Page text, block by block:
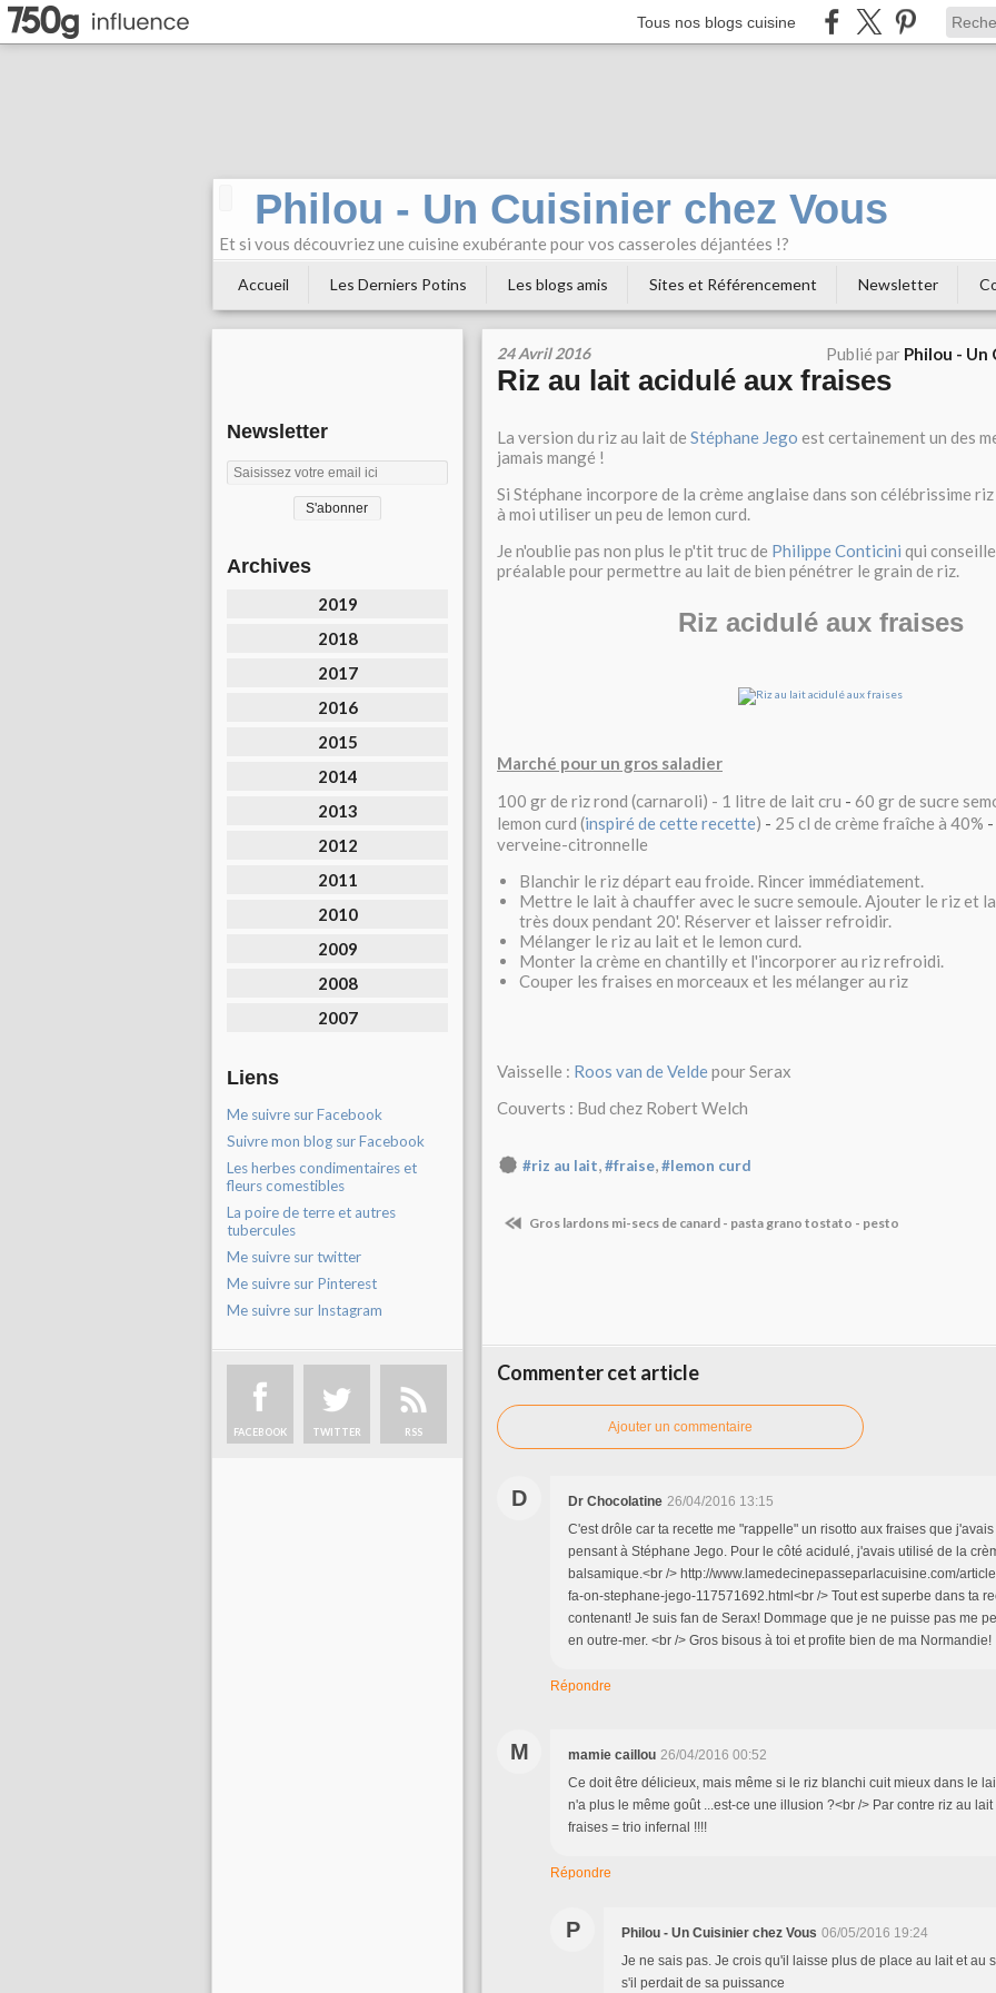
Tous nos blogs cuisine
Philou - Un Cuisinier chez Vous
Et si vous découvriez une cuisine exubérante pour vos casseroles déjantées !?
Accueil Les Derniers Potins Les blogs amis Sites et Référencement Newsletter
Newsletter
Archives
2019
2018
2017
2016
2015
2014
2013
2012
2011
2010
2009
2008
2007
Liens
Me suivre sur Facebook
Suivre mon blog sur Facebook
Les herbes condimentaires et
fleurs comestibles
La poire de terre et autres
tubercules
Me suivre sur twitter
Me suivre sur Pinterest
Me suivre sur Instagram
FACEBOOK TWITTER RSS
24 Avril 2016 Publié par Philou - Un
Riz au lait acidulé aux fraises
La version du riz au lait de Stéphane Jego est certainement un des
jamais mangé !
Si Stéphane incorpore de la crème anglaise dans son célébrissime
à moi utiliser un peu de lemon curd.
Je n'oublie pas non plus le p'tit truc de Philippe Conticini qui
préalable pour permettre au lait de bien pénétrer le grain de riz.
Riz acidulé aux fraises
Marché pour un gros saladier
100 gr de riz rond (carnaroli) - 1 litre de lait cru - 60 gr de sucre
lemon curd (inspiré de cette recette) - 25 cl de crème fraîche à 40% -
verveine-citronnelle
Blanchir le riz départ eau froide. Rincer immédiatement.
Mettre le lait à chauffer avec le sucre semoule. Ajouter le riz et
très doux pendant 20'. Réserver et laisser refroidir.
Mélanger le riz au lait et le lemon curd.
Monter la crème en chantilly et l'incorporer au riz refroidi.
Couper les fraises en morceaux et les mélanger au riz
Vaisselle : Roos van de Veldepour Serax
Couverts : Bud chez Robert Welch
#riz au lait,#fraise,#lemon curd
Gros lardons mi-secs de canard - pasta grano tostato - pesto
Commenter cet article
Ajouter un commentaire
D Dr Chocolatine 26/04/2016 13:15
C'est drôle car ta recette me "rappelle" un risotto aux fraises que
pensant à Stéphane Jego. Pour le côté acidulé, j'avais utilisé de la
balsamique.<br /> http://www.lamedecinepasseparlacuisine.com/
fa-on-stephane-jego-117571692.html<br /> Tout est superbe dans ta
contenant! Je suis fan de Serax! Dommage que je ne puisse pas me
en outre-mer. <br /> Gros bisous à toi et profite bien de ma Normandie!
Répondre
M mamie caillou 26/04/2016 00:52
Ce doit être délicieux, mais même si le riz blanchi cuit mieux dans le
n'a plus le même goût ...est-ce une illusion ?<br /> Par contre riz au
fraises = trio infernal !!!!
Répondre
P Philou - Un Cuisinier chez Vous 06/05/2016 19:24
Je ne sais pas. Je crois qu'il laisse plus de place au lait et au
s'il perdait de sa puissance